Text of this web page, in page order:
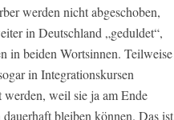
werden nicht abgeschoben,
in Deutschland „geduldet“,
in beiden Wortsinnen. Teilweise
in Integrationskursen
weil sie ja am Ende
dauerhaft bleiben können. Das ist